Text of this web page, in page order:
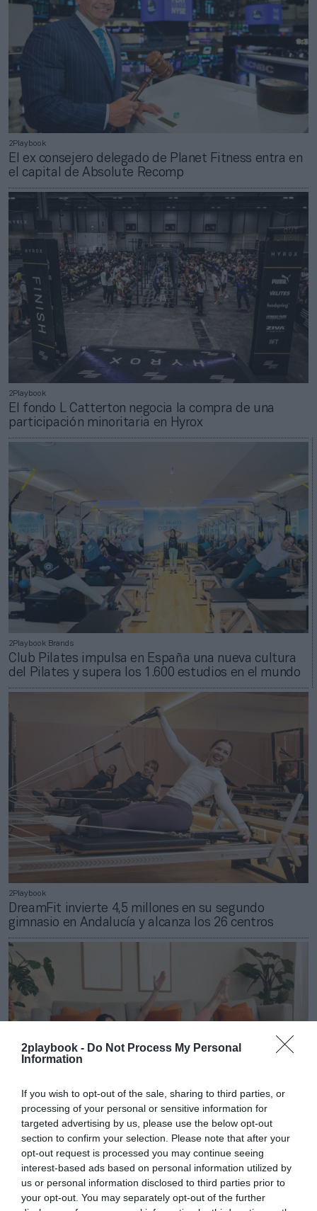
2playbook - Do Not Process My Personal
Information
If you wish to opt-out of the sale, sharing to third parties, or
processing of your personal or sensitive information for
targeted advertising by us, please use the below opt-out
section to confirm your selection. Please note that after your
opt-out request is processed you may continue seeing
interest-based ads based on personal information utilized by
us or personal information disclosed to third parties prior to
your opt-out. You may separately opt-out of the further
2Playbook
El ex consejero delegado de Planet Fitness entra en
el capital de Absolute Recomp
2Playbook
El fondo L Catterton negocia la compra de una
participación minoritaria en Hyrox
2Playbook Brands
Club Pilates impulsa en España una nueva cultura
del Pilates y supera los 1.600 estudios en el mundo
2Playbook
DreamFit invierte 4,5 millones en su segundo
gimnasio en Andalucía y alcanza los 26 centros
2Playbook
Basic-Fit se suma a la fiebre del pilates con
entrenamientos gratuitos inspirados en reformer
Publicidad